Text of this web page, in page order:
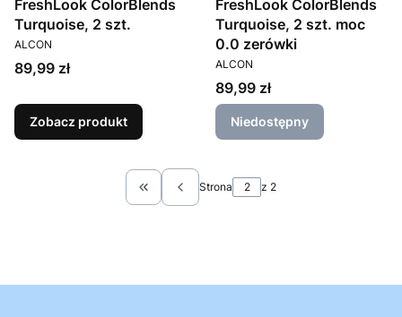
FreshLook ColorBlends
Turquoise, 2 szt.
PRODUCENT
ALCON
Cena
89,99 zł
Zobacz produkt
FreshLook ColorBlends
Turquoise, 2 szt. moc
0.0 zerówki
PRODUCENT
ALCON
Cena
89,99 zł
Niedostępny
Wróć do pierwszej strony z produktami
Strona z 2